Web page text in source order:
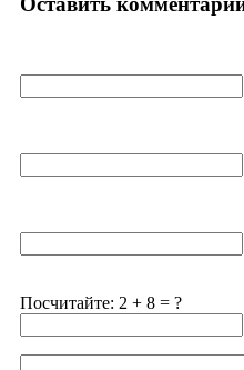
Посчитайте: 2 + 8 = ?